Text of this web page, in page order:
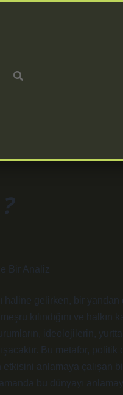
Bir Analiz
gelirken, bir yandan
kılındığını ve halkın
ideolojilerin,
Bu metafor,
anlamaya çalışan
bu dünyayı